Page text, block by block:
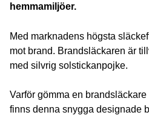
hemmamiljöer.
Med marknadens högsta
mot brand. Brandsläckaren är
med silvrig solstickanpojke.
Varför gömma en brandsläckare
finns denna snygga designade